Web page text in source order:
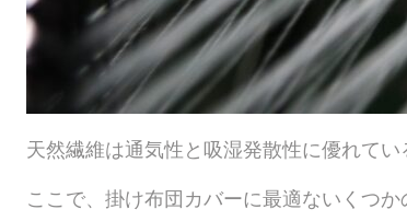
天然繊維は通気性と吸湿発散性に優れてい
ここで、掛け布団カバーに最適ないくつか